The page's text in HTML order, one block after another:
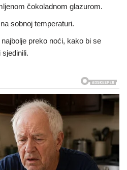
čokoladnom glazurom.
sobnoj temperaturi.
preko noći, kako bi se